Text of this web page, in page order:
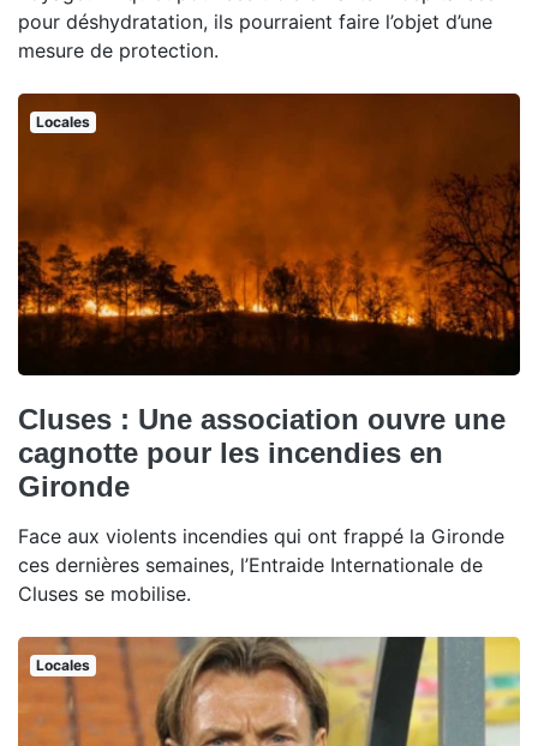
pour déshydratation, ils pourraient faire l’objet d’une
mesure de protection.
Locales
Cluses : Une association ouvre une
cagnotte pour les incendies en
Gironde
Face aux violents incendies qui ont frappé la Gironde
ces dernières semaines, l’Entraide Internationale de
Cluses se mobilise.
Locales